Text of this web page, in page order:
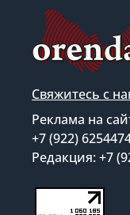
Свяжитесь с
Реклама на
+7 (922)
Редакция: +7